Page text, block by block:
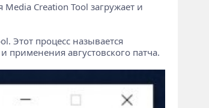
Creation Tool загружает и
Этот процесс называется
августовского патча.